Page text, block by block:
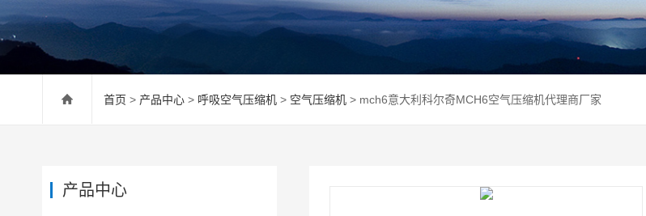
首页 > 产品中心 > 呼吸空气压缩机 > 空气压缩机 > mch6意大利科尔奇MCH6空气压缩机代理商厂家
产品中心